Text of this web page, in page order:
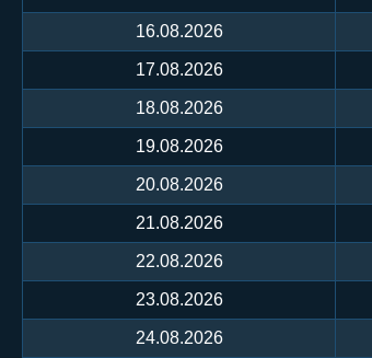
16.08.2026
17.08.2026
18.08.2026
19.08.2026
20.08.2026
21.08.2026
22.08.2026
23.08.2026
24.08.2026